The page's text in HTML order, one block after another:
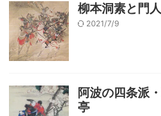
柳本洞素と門人
2021/7/9
阿波の四条派
亭